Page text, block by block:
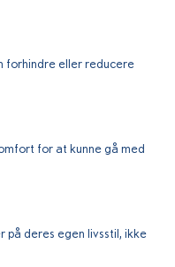
forhindre eller reducere
for at kunne gå med
på deres egen livsstil, ikke